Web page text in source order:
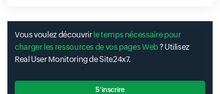
Vous voulez découvrirle temps nécessaire pour
charger les ressources de vos pages Web? Utilisez
Real User Monitoring de Site24x7.
S’inscrire